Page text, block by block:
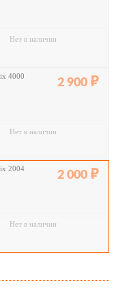
Нет в наличии
4000
2 900
Нет в наличии
2004
2 000
Нет в наличии